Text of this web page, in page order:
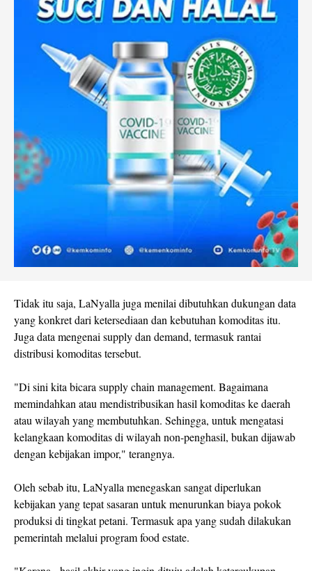
Tidak itu saja, LaNyalla juga menilai dibutuhkan dukungan data
yang konkret dari ketersediaan dan kebutuhan komoditas itu.
Juga data mengenai supply dan demand, termasuk rantai
distribusi komoditas tersebut.
"Di sini kita bicara supply chain management. Bagaimana
memindahkan atau mendistribusikan hasil komoditas ke daerah
atau wilayah yang membutuhkan. Sehingga, untuk mengatasi
kelangkaan komoditas di wilayah non-penghasil, bukan dijawab
dengan kebijakan impor," terangnya.
Oleh sebab itu, LaNyalla menegaskan sangat diperlukan
kebijakan yang tepat sasaran untuk menurunkan biaya pokok
produksi di tingkat petani. Termasuk apa yang sudah dilakukan
pemerintah melalui program food estate.